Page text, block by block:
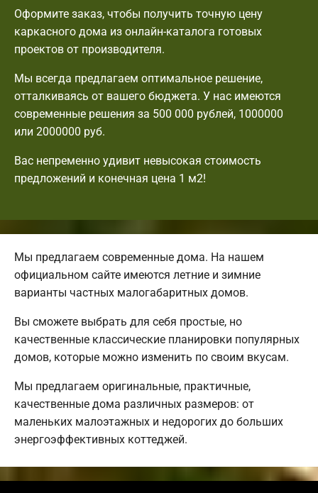
Оформите заказ, чтобы получить точную цену
каркасного дома из онлайн-каталога готовых
проектов от производителя.
Мы всегда предлагаем оптимальное решение,
отталкиваясь от вашего бюджета. У нас имеются
современные решения за 500 000 рублей, 1000000
или 2000000 руб.
Вас непременно удивит невысокая стоимость
предложений и конечная цена 1 м2!
Мы предлагаем современные дома. На нашем
официальном сайте имеются летние и зимние
варианты частных малогабаритных домов.
Вы сможете выбрать для себя простые, но
качественные классические планировки популярных
домов, которые можно изменить по своим вкусам.
Мы предлагаем оригинальные, практичные,
качественные дома различных размеров: от
маленьких малоэтажных и недорогих до больших
энергоэффективных коттеджей.